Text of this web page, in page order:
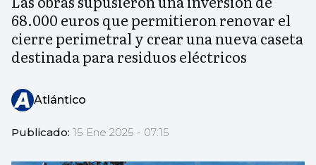
68.000 euros que permitieron renovar el
cierre perimetral y crear una nueva caseta
destinada para residuos eléctricos
Atlántico
Publicado: 15 Ene 2025 - 07:15